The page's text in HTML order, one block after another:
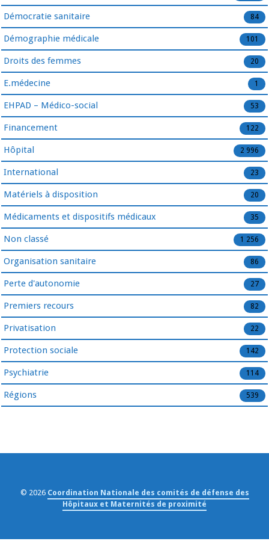
Démocratie sanitaire 84
Démographie médicale 101
Droits des femmes 20
E.médecine 1
EHPAD – Médico-social 53
Financement 122
Hôpital 2 996
International 23
Matériels à disposition 20
Médicaments et dispositifs médicaux 35
Non classé 1 256
Organisation sanitaire 86
Perte d'autonomie 27
Premiers recours 82
Privatisation 22
Protection sociale 142
Psychiatrie 114
Régions 539
© 2026 Coordination Nationale des comités de défense des
Hôpitaux et Maternités de proximité